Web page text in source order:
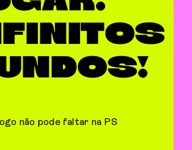
não pode faltar na PS